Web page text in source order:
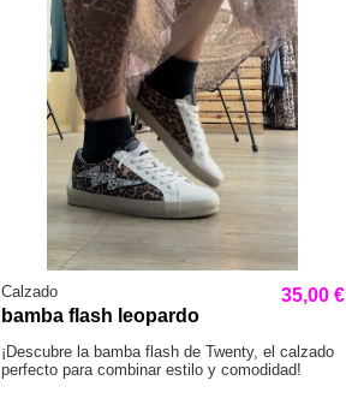
Calzado
bamba flash leopardo
35,00 €
¡Descubre la bamba flash de Twenty, el calzado
perfecto para combinar estilo y comodidad!